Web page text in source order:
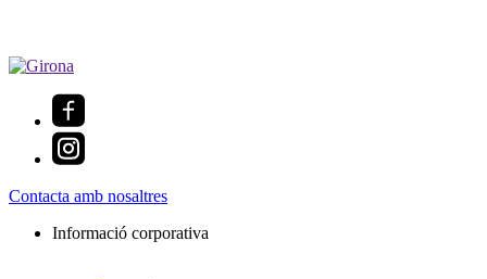
Contacta amb nosaltres
Informació corporativa